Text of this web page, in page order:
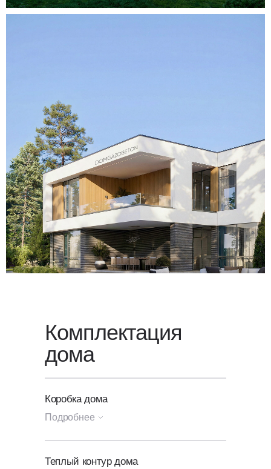
Для уточнения стоимости вашего
проекта свяжитесь с нами или
оставьте заявкуна обратный
звонок — мы свяжемся с вами
в ближайшее время.
Комплектация
дома
Коробка дома
Подробнее
Генплан участка
Теплый контур дома